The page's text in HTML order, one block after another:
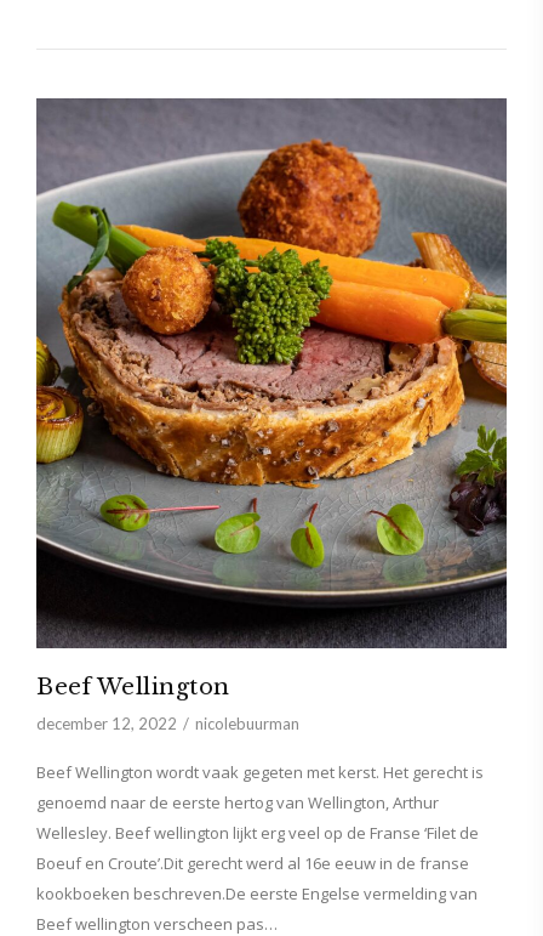
Beef Wellington
december 12, 2022 nicolebuurman
Beef Wellington wordt vaak gegeten met kerst. Het gerecht is
genoemd naar de eerste hertog van Wellington, Arthur
Wellesley. Beef wellington lijkt erg veel op de Franse ‘Filet de
Boeuf en Croute’.Dit gerecht werd al 16e eeuw in de franse
kookboeken beschreven.De eerste Engelse vermelding van
Beef wellington verscheen pas…